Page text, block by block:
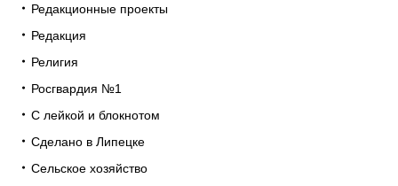
Редакционные проекты
Редакция
Религия
Росгвардия №1
С лейкой и блокнотом
Сделано в Липецке
Сельское хозяйство